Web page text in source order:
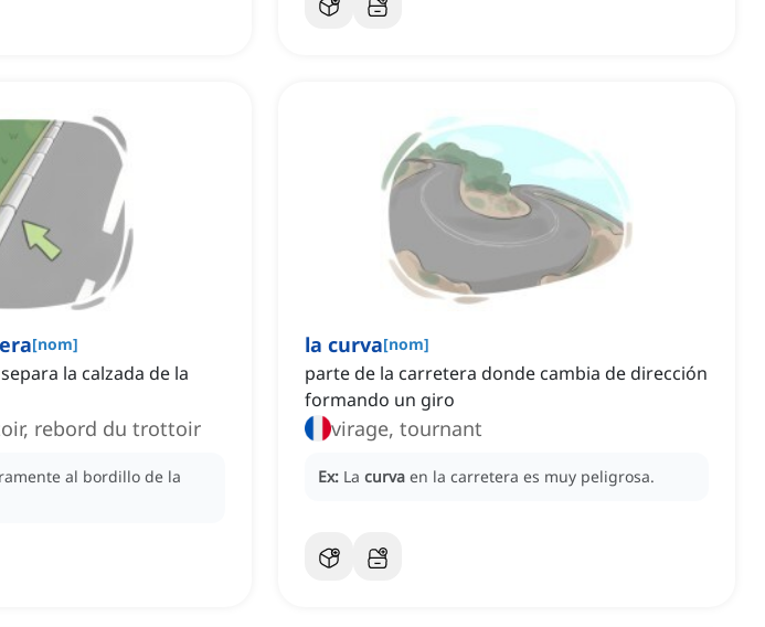
[nom]
la calzada de la
rebord du trottoir
al bordillo de la
la curva[nom]
parte de la carretera donde cambia de dirección
formando un giro
virage, tournant
Ex: La curva en la carretera es muy peligrosa.